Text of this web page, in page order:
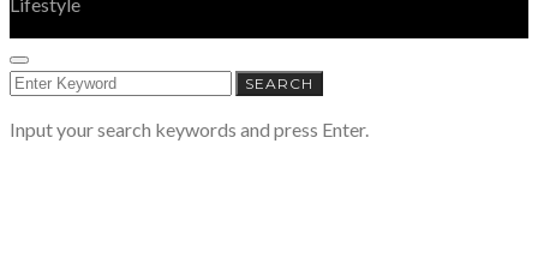
SEARCH
FOR:
SEARCH
Input your search keywords and press Enter.